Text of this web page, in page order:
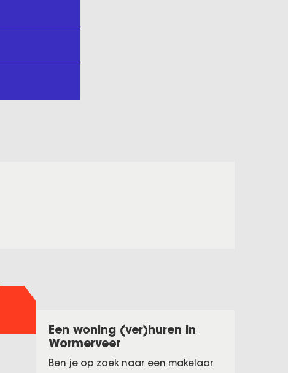
Een woning (ver)huren in
Wormerveer
Ben je op zoek naar een makelaar